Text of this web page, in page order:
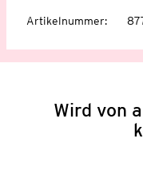
Artikelnummer:
Wird von